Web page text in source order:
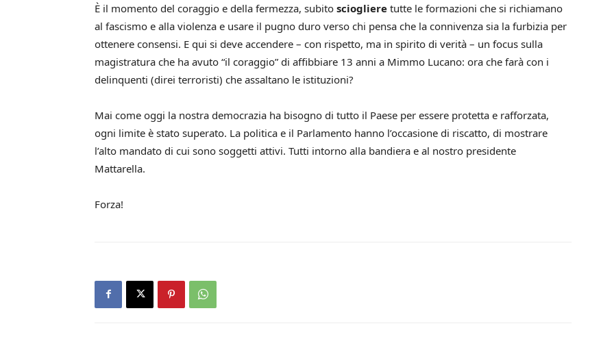
È il momento del coraggio e della fermezza, subito sciogliere tutte le formazioni che si richiamano
al fascismo e alla violenza e usare il pugno duro verso chi pensa che la connivenza sia la furbizia per
ottenere consensi. E qui si deve accendere – con rispetto, ma in spirito di verità – un focus sulla
magistratura che ha avuto “il coraggio” di affibbiare 13 anni a Mimmo Lucano: ora che farà con i
delinquenti (direi terroristi) che assaltano le istituzioni?
Mai come oggi la nostra democrazia ha bisogno di tutto il Paese per essere protetta e rafforzata,
ogni limite è stato superato. La politica e il Parlamento hanno l’occasione di riscatto, di mostrare
l’alto mandato di cui sono soggetti attivi. Tutti intorno alla bandiera e al nostro presidente
Mattarella.
Forza!